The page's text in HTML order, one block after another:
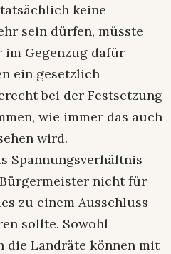
keine
sein dürfen, müsste
im Gegenzug dafür
ein gesetzlich
bei der Festsetzung
wie immer das auch
wird.
Spannungsverhältnis
nicht für
zu einem Ausschluss
sollte. Sowohl
die Landräte können mit